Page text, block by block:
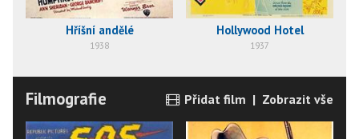
Hříšní andělé
1938
Hollywood Hotel
1937
Filmografie Přidat film | Zobrazit vše